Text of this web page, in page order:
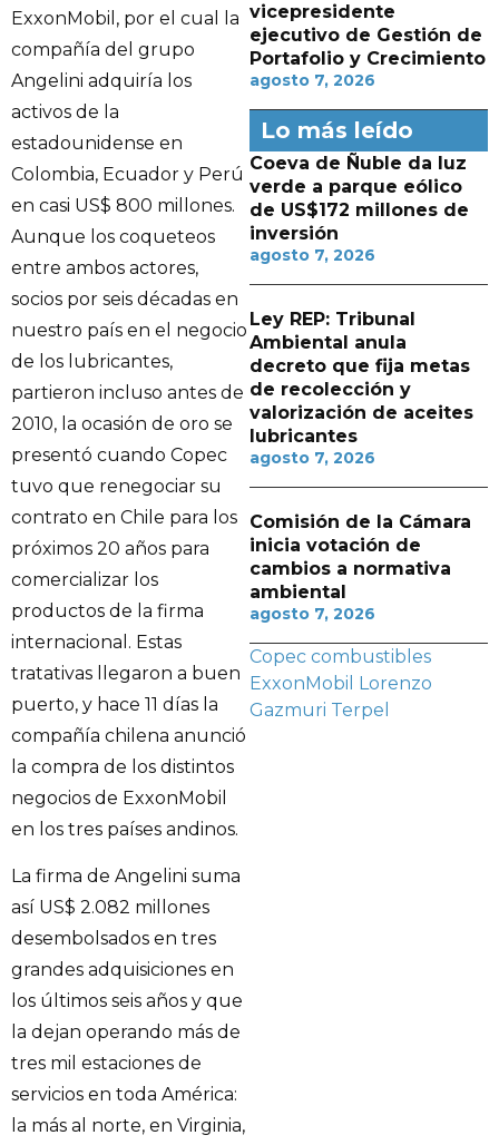
ExxonMobil, por el cual la
compañía del grupo
Angelini adquiría los
activos de la
estadounidense en
Colombia, Ecuador y Perú
en casi US$ 800 millones.
Aunque los coqueteos
entre ambos actores,
socios por seis décadas en
nuestro país en el negocio
de los lubricantes,
partieron incluso antes de
2010, la ocasión de oro se
presentó cuando Copec
tuvo que renegociar su
contrato en Chile para los
próximos 20 años para
comercializar los
productos de la firma
internacional. Estas
tratativas llegaron a buen
puerto, y hace 11 días la
compañía chilena anunció
la compra de los distintos
negocios de ExxonMobil
en los tres países andinos.
La firma de Angelini suma
así US$ 2.082 millones
desembolsados en tres
grandes adquisiciones en
los últimos seis años y que
la dejan operando más de
tres mil estaciones de
servicios en toda América:
la más al norte, en Virginia,
vicepresidente
ejecutivo de Gestión de
Portafolio y Crecimiento
agosto 7, 2026
Lo más leído
Coeva de Ñuble da luz
verde a parque eólico
de US$172 millones de
inversión
agosto 7, 2026
Ley REP: Tribunal
Ambiental anula
decreto que fija metas
de recolección y
valorización de aceites
lubricantes
agosto 7, 2026
Comisión de la Cámara
inicia votación de
cambios a normativa
ambiental
agosto 7, 2026
Copec combustibles
ExxonMobil Lorenzo
Gazmuri Terpel